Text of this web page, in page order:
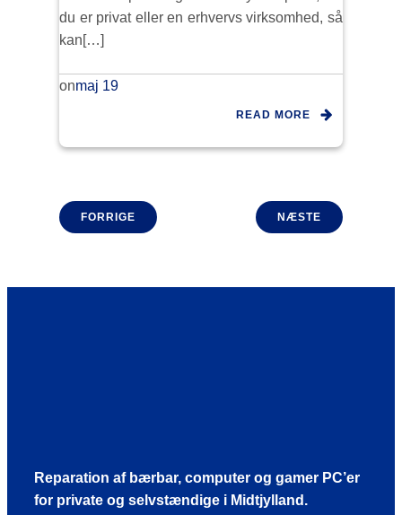
du er privat eller en erhvervs virksomhed, så
kan[…]
onmaj 19
READ MORE
FORRIGE NÆSTE
Reparation af bærbar, computer og gamer PC’er
for private og selvstændige i Midtjylland.